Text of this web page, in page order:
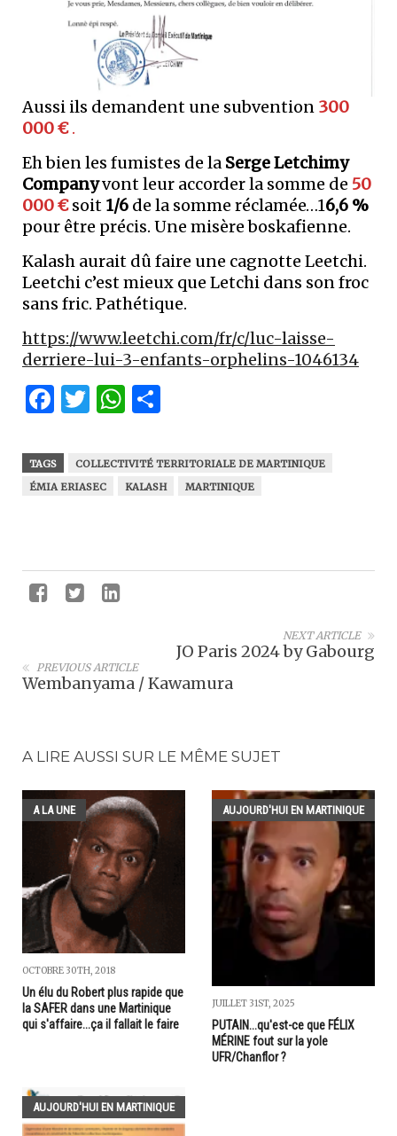
Aussi ils demandent une subvention 300
000 €.
Eh bien les fumistes de la Serge Letchimy
Companyvont leur accorder la somme de 50
000 € soit 1/6 de la somme réclamée…16,6 %
pour être précis. Une misère boskafienne.
Kalash aurait dû faire une cagnotte Leetchi.
Leetchi c’est mieux que Letchi dans son froc
sans fric. Pathétique.
https://www.leetchi.com/fr/c/luc-laisse-
derriere-lui-3-enfants-orphelins-1046134
Facebook
Twitter
WhatsApp
TAGS
COLLECTIVITÉ TERRITORIALE DE MARTINIQUE
ÉMIA ERIASEC
KALASH MARTINIQUE
NEXT ARTICLE
JO Paris 2024 by Gabourg
PREVIOUS ARTICLE
Wembanyama / Kawamura
A LIRE AUSSI SUR LE MÊME SUJET
A LA UNE
OCTOBRE 30TH, 2018
Un élu du Robert plus rapide que
la SAFER dans une Martinique
qui s'affaire...ça il fallait le faire
AUJOURD'HUI EN MARTINIQUE
JUILLET 31ST, 2025
PUTAIN...qu'est-ce que FÉLIX
MÉRINE fout sur la yole
UFR/Chanflor ?
AUJOURD'HUI EN MARTINIQUE